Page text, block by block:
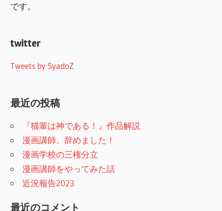
です。
twitter
Tweets by SyadoZ
最近の投稿
『猫輩は神である！』作品解説
漫画講師、辞めました！
漫画学校の三権分立
漫画講師をやってみた話
近況報告2023
最近のコメント